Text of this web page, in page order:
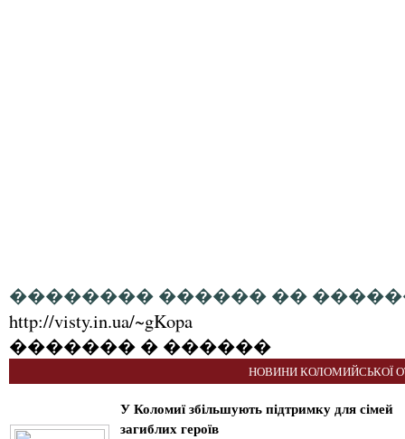
�������� ������ ��
http://visty.in.ua/~gKopa
������� � ������
НОВИНИ КОЛОМИЙСЬКОЇ
У Коломиї збільшують підтримку для сімей
загиблих героїв